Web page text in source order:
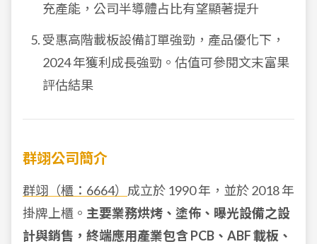
充產能，公司半導體占比有望顯著提升
受惠高階載板設備訂單強勁，產品優化下，
2024 年獲利成長強勁。估值可參閱文末富果
評估結果
群翊公司簡介
群翊（櫃：6664） 成立於 1990 年，並於 2018 年
掛牌上櫃。 主要業務烘烤、塗佈、曝光設備之設
計與銷售，終端應用產業包含 PCB、ABF 載板、